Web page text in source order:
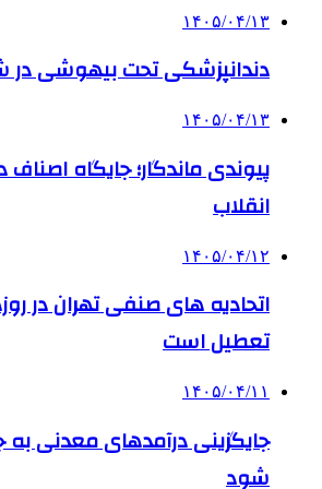
۱۴۰۵/۰۴/۱۳
دندانپزشکی تحت بیهوشی در
۱۴۰۵/۰۴/۱۳
پیوندی ماندگار؛ جایگاه اصناف
انقلاب
۱۴۰۵/۰۴/۱۲
تعطیل است
۱۴۰۵/۰۴/۱۱
جایگزینی درآمدهای معدنی به
شود